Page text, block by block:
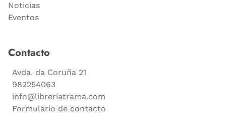
Noticias
Eventos
Contacto
Avda. da Coruña 21
982254063
info@libreriatrama.com
Formulario de contacto